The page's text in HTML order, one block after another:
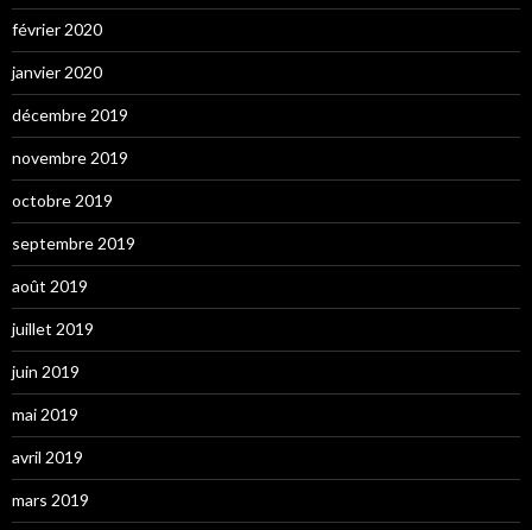
février 2020
janvier 2020
décembre 2019
novembre 2019
octobre 2019
septembre 2019
août 2019
juillet 2019
juin 2019
mai 2019
avril 2019
mars 2019